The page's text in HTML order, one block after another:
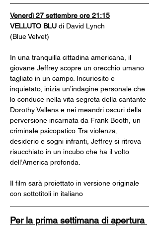
Venerdì 27 settembre ore 21:15
VELLUTO BLU di David Lynch
(Blue Velvet)
In una tranquilla cittadina americana, il
giovane Jeffrey scopre un orecchio umano
tagliato in un campo. Incuriosito e
inquietato, inizia un’indagine personale che
lo conduce nella vita segreta della cantante
Dorothy Vallens e nei meandri oscuri della
perversione incarnata da Frank Booth, un
criminale psicopatico. Tra violenza,
desiderio e sogni infranti, Jeffrey si ritrova
risucchiato in un incubo che ha il volto
dell’America profonda.
Il film sarà proiettato in versione originale
con sottotitoli in italiano
Per la prima settimana di apertura